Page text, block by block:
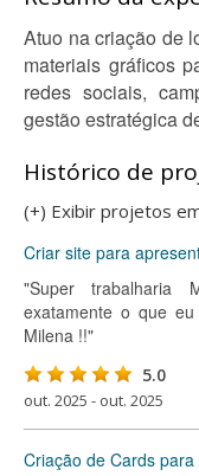
Atuo na criação de
materiais gráficos
redes sociais,
gestão estratégica
Histórico de
(+) Exibir projetos
Criar site para
"Super trabalharia
exatamente o que
Milena !!"
5.0
out. 2025 - out. 2025
Criação de Cards